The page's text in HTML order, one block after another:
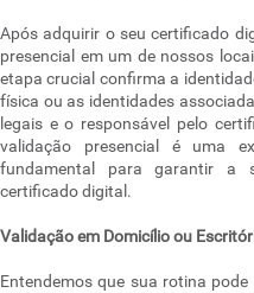
Após adquirir o seu certificado
presencial em um de nossos
etapa crucial confirma a
física ou as identidades
legais e o responsável pelo
validação presencial é uma
fundamental para garantir a
certificado digital.
Validação em Domicílio ou
Entendemos que sua rotina